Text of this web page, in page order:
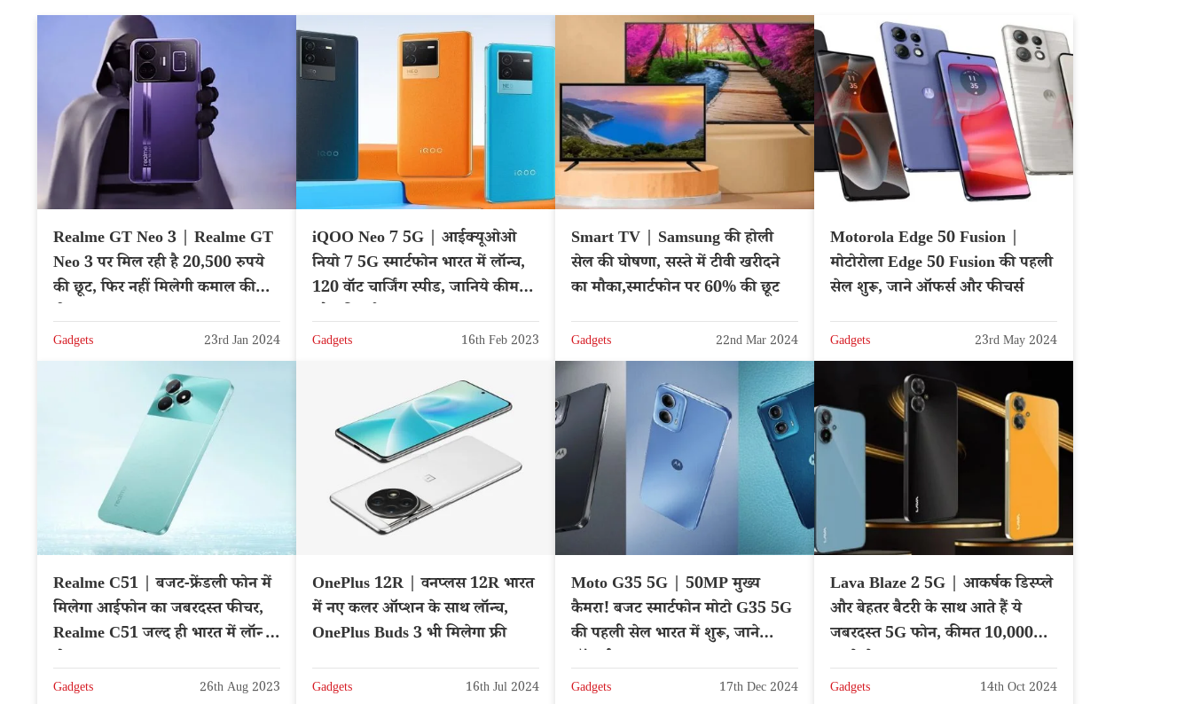
Realme GT Neo 3 | Realme GT
Neo 3 पर मिल रही है 20,500 रुपये
की छूट, फिर नहीं मिलेगी कमाल की
Gadgets 23rd Jan 2024
iQOO Neo 7 5G | आईक्यूओओ
नियो 7 5G स्मार्टफोन भारत में लॉन्च,
120 वॉट चार्जिंग स्पीड, जानिये कीमत
Gadgets 16th Feb 2023
Smart TV | Samsung की होली
सेल की घोषणा, सस्ते में टीवी खरीदने
का मौका,स्मार्टफोन पर 60% की छूट
Gadgets 22nd Mar 2024
Motorola Edge 50 Fusion |
मोटोरोला Edge 50 Fusion की पहली
सेल शुरू, जाने ऑफर्स और फीचर्स
Gadgets 23rd May 2024
Realme C51 | बजट-फ्रेंडली फोन में
मिलेगा आईफोन का जबरदस्त फीचर,
Realme C51 जल्द ही भारत में लॉन्च
Gadgets 26th Aug 2023
OnePlus 12R | वनप्लस 12R भारत
में नए कलर ऑप्शन के साथ लॉन्च,
OnePlus Buds 3 भी मिलेगा फ्री
Gadgets 16th Jul 2024
Moto G35 5G | 50MP मुख्य
कैमरा! बजट स्मार्टफोन मोटो G35 5G
की पहली सेल भारत में शुरू, जाने
Gadgets 17th Dec 2024
Lava Blaze 2 5G | आकर्षक डिस्प्ले
और बेहतर बैटरी के साथ आते हैं ये
जबरदस्त 5G फोन, कीमत 10,000
Gadgets 14th Oct 2024